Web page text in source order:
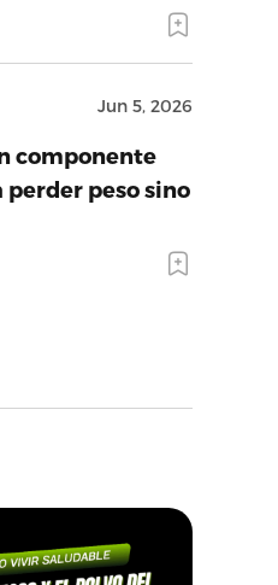
Jun 5, 2026
componente
perder peso sino